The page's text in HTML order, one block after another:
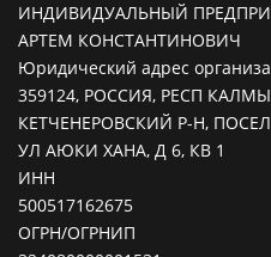
ИНДИВИДУАЛЬНЫЙ
АРТЕМ КОНСТАНТИНОВИЧ
Юридический адрес
359124, РОССИЯ, РЕСП
КЕТЧЕНЕРОВСКИЙ Р-Н,
УЛ АЮКИ ХАНА, Д 6, КВ 1
ИНН
500517162675
ОГРН/ОГРНИП